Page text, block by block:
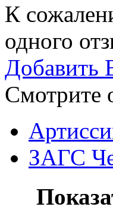
К
одного
Добавить
Смотрите
ЗАГС